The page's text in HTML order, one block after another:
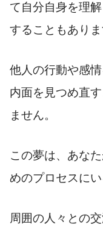
て自分自身を理
することもありま
他人の行動や感
内面を見つめ直
ません。
この夢は、あな
めのプロセスに
周囲の人々との